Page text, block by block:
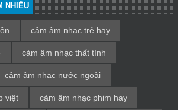
NHIỀU
cảm âm nhạc trẻ hay
cảm âm nhạc thất tình
cảm âm nhạc nước ngoài
việt cảm âm nhạc phim hay